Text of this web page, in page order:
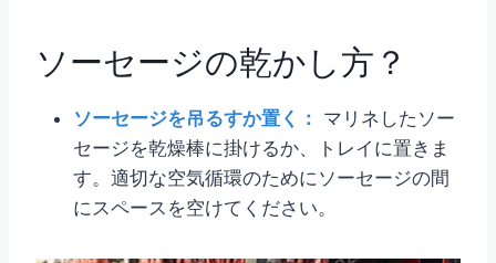
ソーセージの乾かし方？
ソーセージを吊るすか置く： マリネしたソー
セージを乾燥棒に掛けるか、トレイに置きま
す。適切な空気循環のためにソーセージの間
にスペースを空けてください。